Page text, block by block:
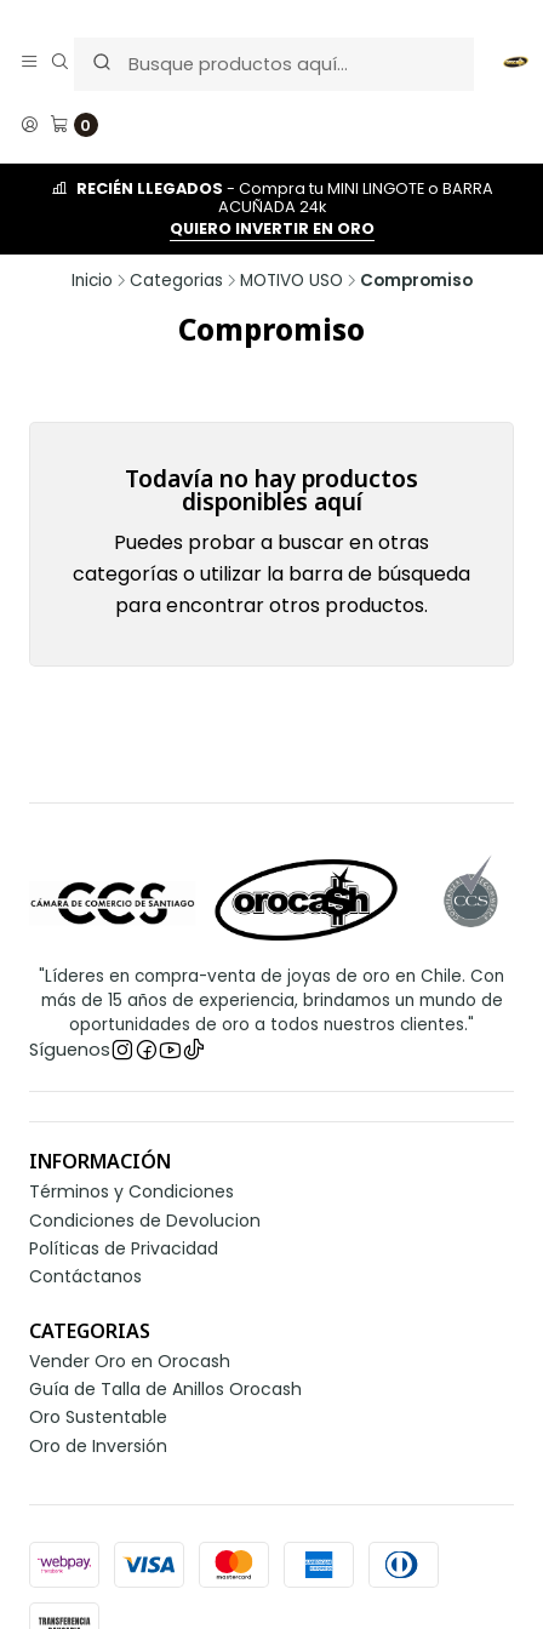
0
RECIÉN LLEGADOS - Compra tu MINI LINGOTE o BARRA
ACUÑADA 24k
QUIERO INVERTIR EN ORO
Inicio Categorias MOTIVO USO Compromiso
Compromiso
Todavía no hay productos
disponibles aquí
Puedes probar a buscar en otras
categorías o utilizar la barra de búsqueda
para encontrar otros productos.
"Líderes en compra-venta de joyas de oro en Chile. Con
más de 15 años de experiencia, brindamos un mundo de
oportunidades de oro a todos nuestros clientes."
Síguenos
INFORMACIÓN
Términos y Condiciones
Condiciones de Devolucion
Políticas de Privacidad
Contáctanos
CATEGORIAS
Vender Oro en Orocash
Guía de Talla de Anillos Orocash
Oro Sustentable
Oro de Inversión